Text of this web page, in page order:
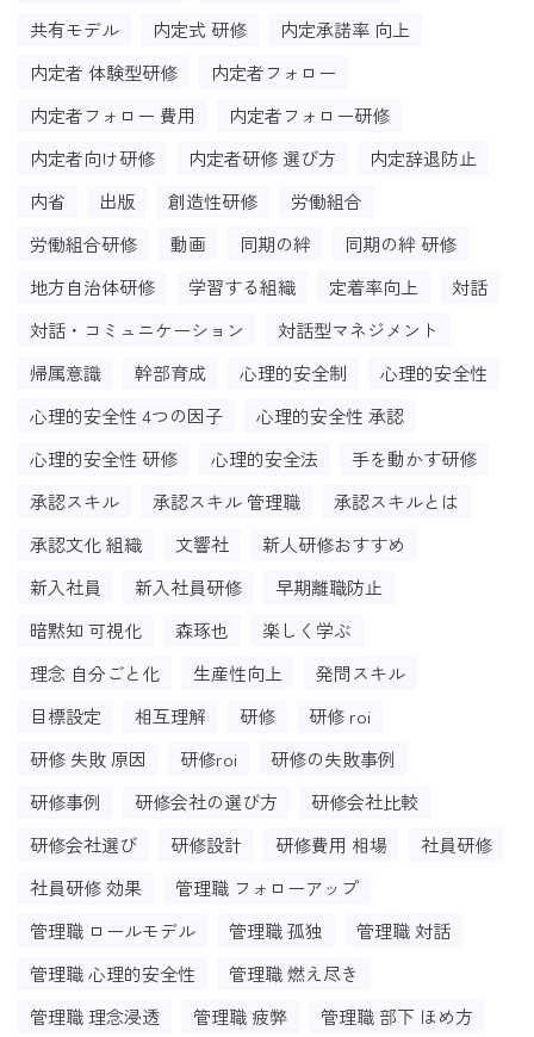
共有モデル
内定式 研修
内定承諾率 向上
内定者 体験型研修
内定者フォロー
内定者フォロー 費用
内定者フォロー研修
内定者向け研修
内定者研修 選び方
内定辞退防止
内省
出版 創造性研修
労働組合
労働組合研修
動画 同期の絆
同期の絆 研修
地方自治体研修
学習する組織 定着率向上
対話
対話・コミュニケーション
対話型マネジメント
帰属意識
幹部育成 心理的安全制
心理的安全性
心理的安全性 4つの因子
心理的安全性 承認
心理的安全性 研修
心理的安全法
手を動かす研修
承認スキル
承認スキル 管理職
承認スキルとは
承認文化 組織
文響社
新人研修おすすめ
新入社員
新入社員研修
早期離職防止
暗黙知 可視化
森琢也
楽しく学ぶ
理念 自分ごと化
生産性向上
発問スキル
目標設定
相互理解 研修
研修 roi
研修 失敗 原因
研修roi
研修の失敗事例
研修事例
研修会社の選び方
研修会社比較
研修会社選び
研修設計 研修費用 相場
社員研修
社員研修 効果
管理職 フォローアップ
管理職 ロールモデル
管理職 孤独
管理職 対話
管理職 心理的安全性
管理職 燃え尽き
管理職 理念浸透
管理職 疲弊
管理職 部下 ほめ方